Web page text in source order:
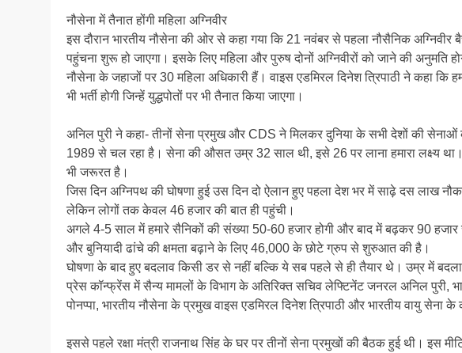
नौसेना में तैनात होंगी महिला अग्निवीर
इस दौरान भारतीय नौसेना की ओर से कहा गया कि 21 नवंबर से पहला नौसैनिक
पहुंचना शुरू हो जाएगा। इसके लिए महिला और पुरुष दोनों अग्निवीरों को जाने की अनुमति
नौसेना के जहाजों पर 30 महिला अधिकारी हैं। वाइस एडमिरल दिनेश त्रिपाठी ने कहा
भी भर्ती होगी जिन्हें युद्धपोतों पर भी तैनात किया जाएगा।
अनिल पुरी ने कहा- तीनों सेना प्रमुख और CDS ने मिलकर दुनिया के सभी देशों की
1989 से चल रहा है। सेना की औसत उम्र 32 साल थी, इसे 26 पर लाना हमारा लक्ष्य
भी जरूरत है।
जिस दिन अग्निपथ की घोषणा हुई उस दिन दो ऐलान हुए पहला देश भर में साढ़े दस लाख
लेकिन लोगों तक केवल 46 हजार की बात ही पहुंची।
अगले 4-5 साल में हमारे सैनिकों की संख्या 50-60 हजार होगी और बाद में बढ़कर 90
और बुनियादी ढांचे की क्षमता बढ़ाने के लिए 46,000 के छोटे ग्रुप से शुरुआत की है।
घोषणा के बाद हुए बदलाव किसी डर से नहीं बल्कि ये सब पहले से ही तैयार थे। उम्र में
प्रेस कॉन्फ्रेंस में सैन्य मामलों के विभाग के अतिरिक्त सचिव लेफ्टिनेंट जनरल अनिल
पोनप्पा, भारतीय नौसेना के प्रमुख वाइस एडमिरल दिनेश त्रिपाठी और भारतीय वायु सेना के
इससे पहले रक्षा मंत्री राजनाथ सिंह के घर पर तीनों सेना प्रमुखों की बैठक हुई थी। इस